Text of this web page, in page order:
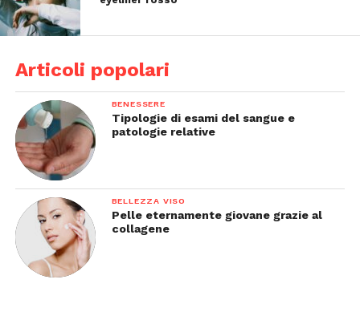
Articoli popolari
BENESSERE
Tipologie di esami del sangue e
patologie relative
BELLEZZA VISO
Pelle eternamente giovane grazie al
collagene